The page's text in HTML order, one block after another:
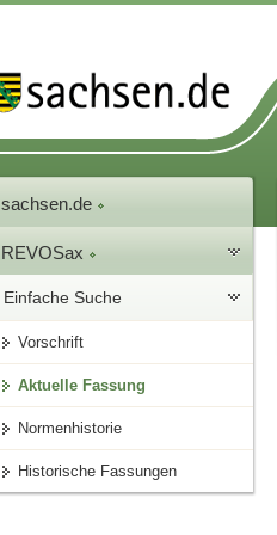
sachsen.de
REVOSax
Einfache Suche
Vorschrift
Aktuelle Fassung
Normenhistorie
Historische Fassungen